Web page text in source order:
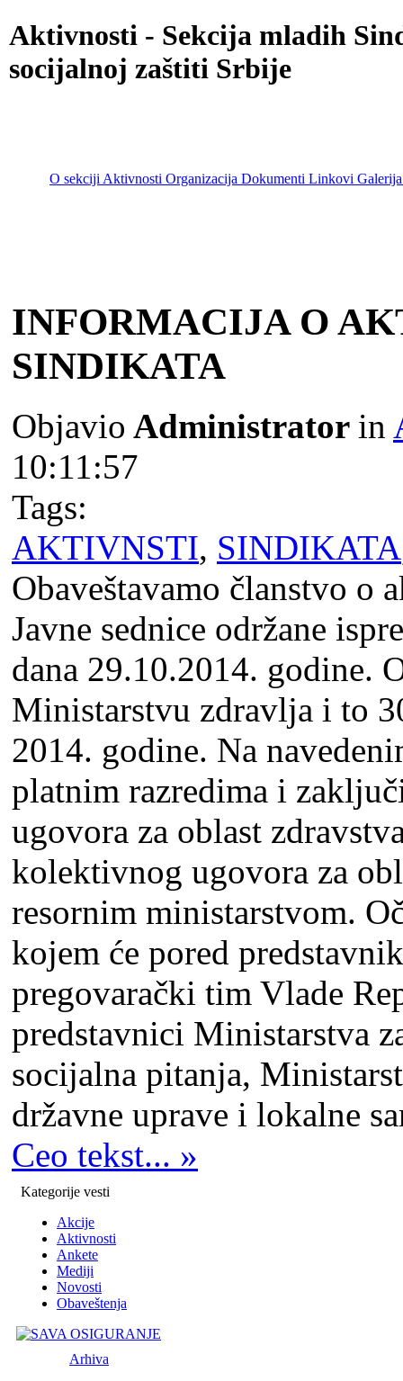
Aktivnosti - Sekcija mladih
socijalnoj zaštiti Srbije
O sekcijiAktivnosti Organizacija Dokumenti Linkovi Galerija
INFORMACIJA O
SINDIKATA
Objavio Administrator in
10:11:57
Tags:
AKTIVNSTI, SINDIKATA
Obaveštavamo članstvo o
Javne sednice održane
dana 29.10.2014. godine.
Ministarstvu zdravlja i to
2014. godine. Na
platnim razredima i
ugovora za oblast
kolektivnog ugovora za
resornim ministarstvom.
kojem će pored
pregovarački tim Vlade
predstavnici Ministarstva
socijalna pitanja,
državne uprave i lokalne
Ceo tekst... »
Kategorije vesti
Akcije
Aktivnosti
Ankete
Mediji
Novosti
Obaveštenja
Arhiva